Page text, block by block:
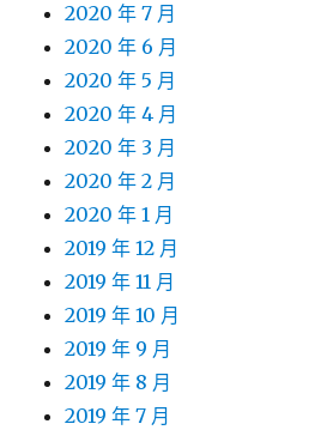
2020 年 7 月
2020 年 6 月
2020 年 5 月
2020 年 4 月
2020 年 3 月
2020 年 2 月
2020 年 1 月
2019 年 12 月
2019 年 11 月
2019 年 10 月
2019 年 9 月
2019 年 8 月
2019 年 7 月